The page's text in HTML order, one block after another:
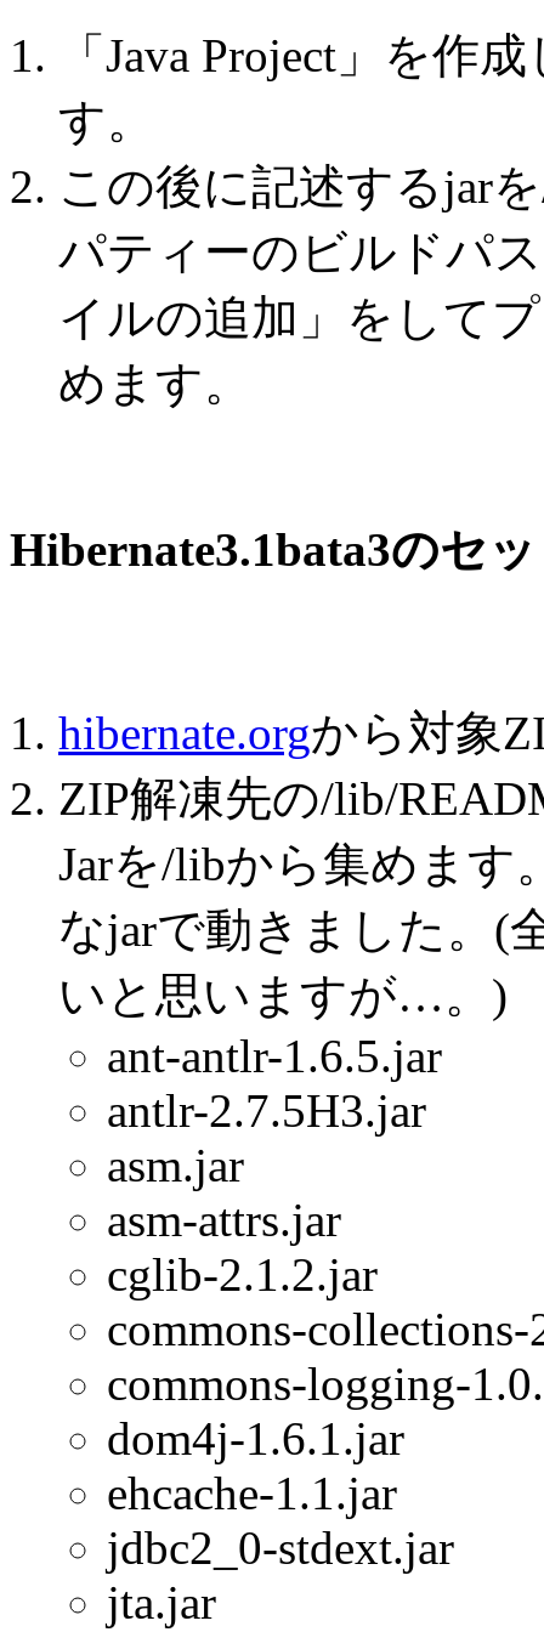
「Java Project」を作
す。
この後に記述するjar
パティーのビルドパ
イルの追加」をして
めます。
Hibernate3.1bata3のセ
hibernate.orgから対象
ZIP解凍先の/lib/
Jarを/libから集めます
なjarで動きました。(
いと思いますが…。)
ant-antlr-1.6.5.jar
antlr-2.7.5H3.jar
asm.jar
asm-attrs.jar
cglib-2.1.2.jar
commons-collections-
commons-logging-
dom4j-1.6.1.jar
ehcache-1.1.jar
jdbc2_0-stdext.jar
jta.jar